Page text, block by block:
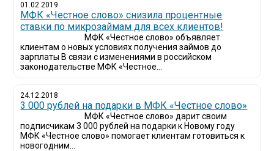
01.02.2019
МФК «Честное слово» снизила процентные
ставки по микрозаймам для всех клиентов!
МФК «Честное слово» объявляет
клиентам о новых условиях получения займов до
зарплаты В связи с изменениями в российском
законодательстве МФК «Честное...
24.12.2018
3 000 рублей на подарки в МФК «Честное слово»
МФК «Честное слово» дарит своим
подписчикам 3 000 рублей на подарки к Новому году
МФК «Честное слово» помогает клиентам готовиться к
новогодним...